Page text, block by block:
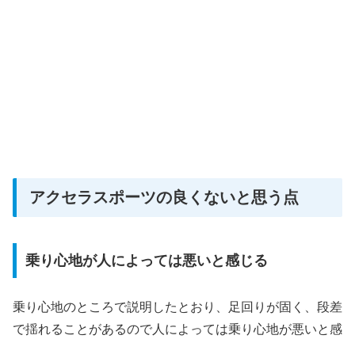
アクセラスポーツの良くないと思う点
乗り心地が人によっては悪いと感じる
乗り心地のところで説明したとおり、足回りが固く、段差
で揺れることがあるので人によっては乗り心地が悪いと感